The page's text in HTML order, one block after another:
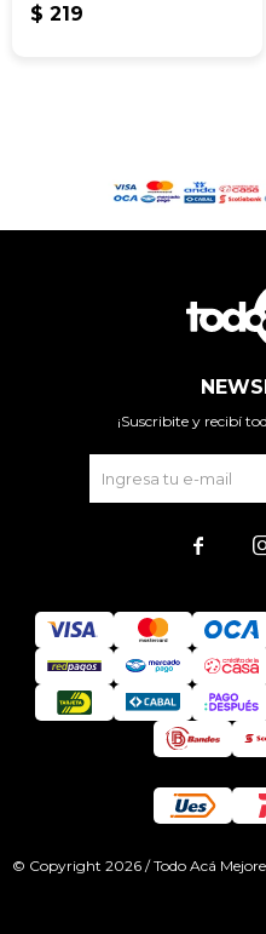
$ 219
¡Suscribite y recibí

© Copyright 2026 / Todo Acá